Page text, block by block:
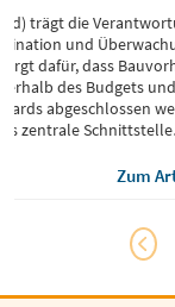
d) trägt die
und
dafür, dass
des Budgets
abgeschlossen
zentrale Schnittstelle
Zum